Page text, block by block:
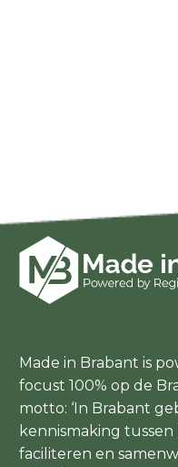
Made in Brabant is
focust 100% op de
motto: ‘In Brabant
kennismaking tussen
faciliteren en